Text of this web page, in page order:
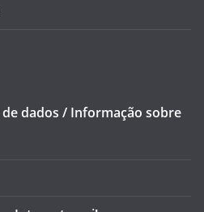
dados / Informação sobre